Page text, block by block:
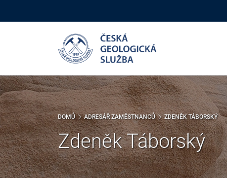
DOMŮ ADRESÁŘ ZAMĚSTNANCŮ ZDENĚK TÁBORSKÝ
Zdeněk Táborský